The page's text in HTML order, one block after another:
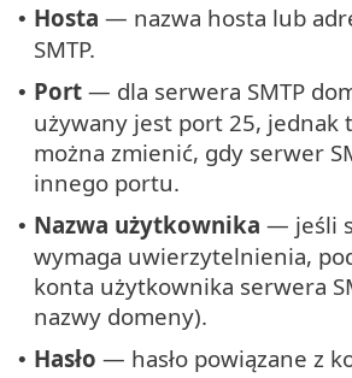
• Hosta — nazwa hosta lub
SMTP.
• Port — dla serwera SMTP
używany jest port 25, jednak
można zmienić, gdy serwer
innego portu.
• Nazwa użytkownika — jeśli
wymaga uwierzytelnienia,
konta użytkownika serwera
nazwy domeny).
• Hasło — hasło powiązane z